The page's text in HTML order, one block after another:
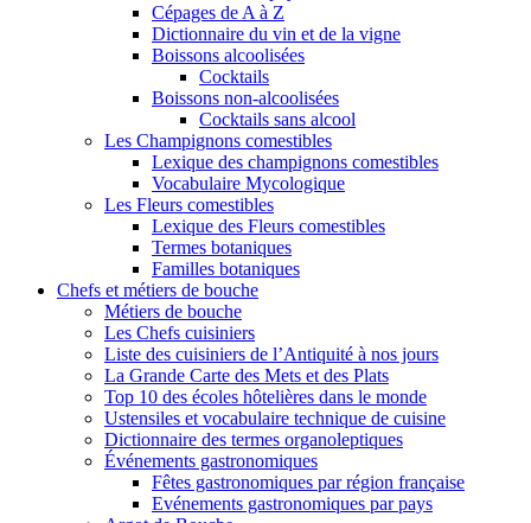
Cépages de A à Z
Dictionnaire du vin et de la vigne
Boissons alcoolisées
Cocktails
Boissons non-alcoolisées
Cocktails sans alcool
Les Champignons comestibles
Lexique des champignons comestibles
Vocabulaire Mycologique
Les Fleurs comestibles
Lexique des Fleurs comestibles
Termes botaniques
Familles botaniques
Chefs et métiers de bouche
Métiers de bouche
Les Chefs cuisiniers
Liste des cuisiniers de l’Antiquité à nos jours
La Grande Carte des Mets et des Plats
Top 10 des écoles hôtelières dans le monde
Ustensiles et vocabulaire technique de cuisine
Dictionnaire des termes organoleptiques
Événements gastronomiques
Fêtes gastronomiques par région française
Evénements gastronomiques par pays